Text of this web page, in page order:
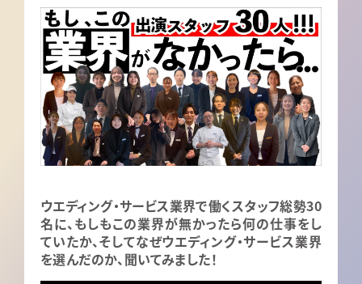
ウエディング・サービス業界で働くスタッフ総勢30
名に、もしもこの業界が無かったら何の仕事をし
ていたか、そしてなぜウエディング・サービス業界
を選んだのか、聞いてみました！